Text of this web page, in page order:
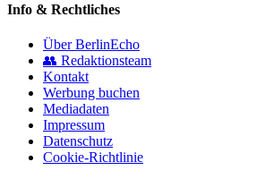
Info & Rechtliches
Über BerlinEcho
👥 Redaktionsteam
Kontakt
Werbung buchen
Mediadaten
Impressum
Datenschutz
Cookie-Richtlinie